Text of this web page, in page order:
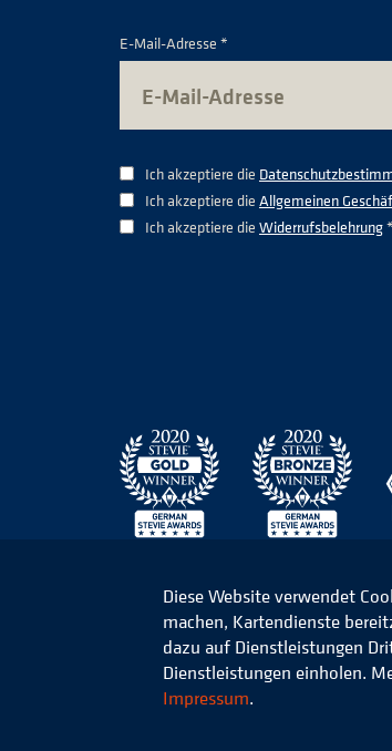
E-Mail-Adresse *
Ich akzeptiere die
Ich akzeptiere die Allgemeinen
Ich akzeptiere die Widerrufsbelehrung*
© 2026 Niedersächsisches
Diese Website verwendet
machen, Kartendienste
dazu auf Dienstleistungen
Dienstleistungen einholen.
Impressum.